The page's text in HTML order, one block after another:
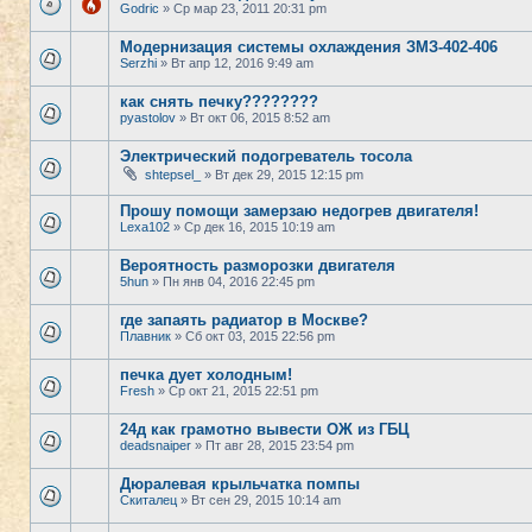
Godric » Ср мар 23, 2011 20:31 pm
Модернизация системы охлаждения ЗМЗ-402-406
Serzhi » Вт апр 12, 2016 9:49 am
как снять печку????????
pyastolov » Вт окт 06, 2015 8:52 am
Электрический подогреватель тосола
shtepsel_ » Вт дек 29, 2015 12:15 pm
Прошу помощи замерзаю недогрев двигателя!
Lexa102 » Ср дек 16, 2015 10:19 am
Вероятность разморозки двигателя
5hun » Пн янв 04, 2016 22:45 pm
где запаять радиатор в Москве?
Плавник » Сб окт 03, 2015 22:56 pm
печка дует холодным!
Fresh » Ср окт 21, 2015 22:51 pm
24д как грамотно вывести ОЖ из ГБЦ
deadsnaiper » Пт авг 28, 2015 23:54 pm
Дюралевая крыльчатка помпы
Скиталец » Вт сен 29, 2015 10:14 am